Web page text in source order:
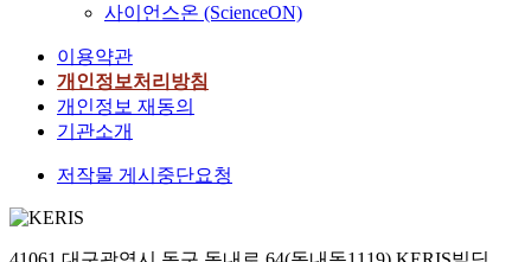
사이언스온 (ScienceON)
이용약관
개인정보처리방침
개인정보 재동의
기관소개
저작물 게시중단요청